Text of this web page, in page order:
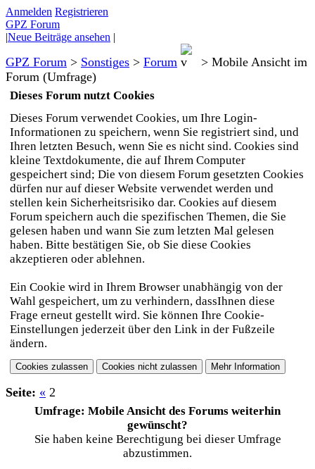
Anmelden Registrieren
GPZ Forum
|Neue Beiträge ansehen |
GPZ Forum > Sonstiges > Forum > Mobile Ansicht im
Forum (Umfrage)
Dieses Forum nutzt Cookies
Dieses Forum verwendet Cookies, um Ihre Login-
Informationen zu speichern, wenn Sie registriert sind, und
Ihren letzten Besuch, wenn Sie es nicht sind. Cookies sind
kleine Textdokumente, die auf Ihrem Computer
gespeichert sind; Die von diesem Forum gesetzten Cookies
dürfen nur auf dieser Website verwendet werden und
stellen kein Sicherheitsrisiko dar. Cookies auf diesem
Forum speichern auch die spezifischen Themen, die Sie
gelesen haben und wann Sie zum letzten Mal gelesen
haben. Bitte bestätigen Sie, ob Sie diese Cookies
akzeptieren oder ablehnen.
Ein Cookie wird in Ihrem Browser unabhängig von der
Wahl gespeichert, um zu verhindern, dassIhnen diese
Frage erneut gestellt wird. Sie können Ihre Cookie-
Einstellungen jederzeit über den Link in der Fußzeile
ändern.
Seite: « 2
Umfrage: Mobile Ansicht des Forums weiterhin
gewünscht?
Sie haben keine Berechtigung bei dieser Umfrage
abzustimmen.